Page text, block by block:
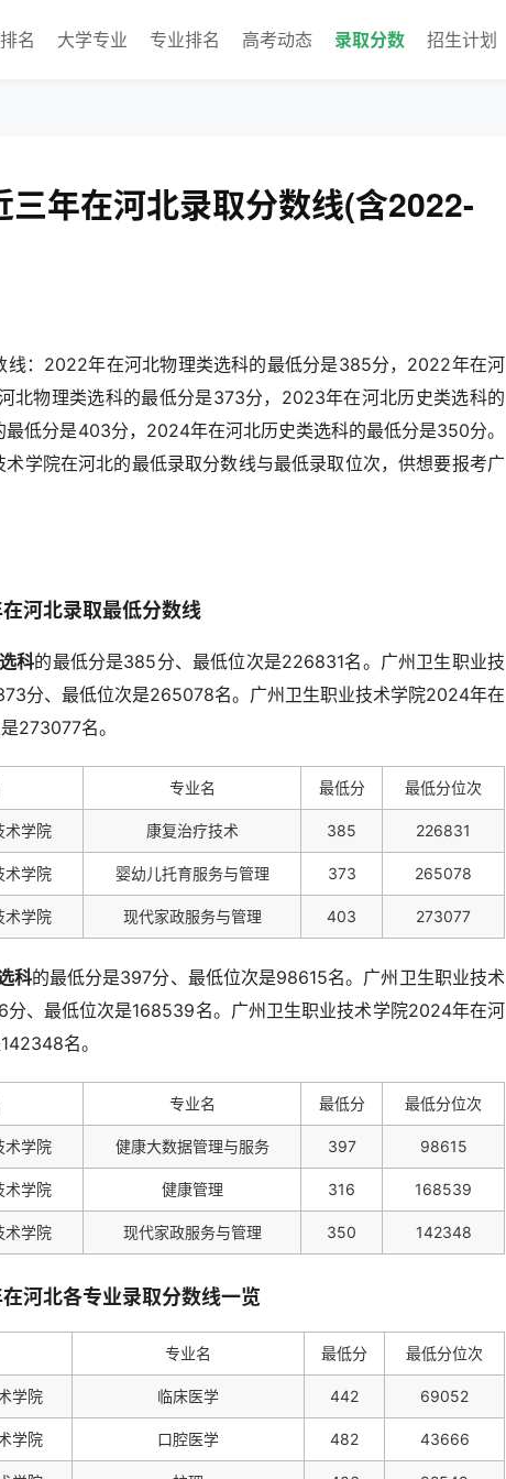
名 大学专业 专业排名 高考动态 录取分数 招生计划
年在河北录取分数线(含2022-
线：2022年在河北物理类选科的最低分是385分，2022年在河
北物理类选科的最低分是373分，2023年在河北历史类选科的
低分是403分，2024年在河北历史类选科的最低分是350分。
学院在河北的最低录取分数线与最低录取位次，供想要报考广
河北录取最低分数线
科的最低分是385分、最低位次是226831名。广州卫生职业技
分、最低位次是265078名。广州卫生职业技术学院2024年在
273077名。
专业名 最低分 最低分位次
术学院 康复治疗技术 385 226831
术学院 婴幼儿托育服务与管理 373 265078
术学院 现代家政服务与管理 403 273077
科的最低分是397分、最低位次是98615名。广州卫生职业技术
、最低位次是168539名。广州卫生职业技术学院2024年在河
名。
专业名 最低分 最低分位次
术学院 健康大数据管理与服务 397 98615
术学院 健康管理 316 168539
术学院 现代家政服务与管理 350 142348
河北各专业录取分数线一览
专业名 最低分 最低分位次
学院 临床医学 442 69052
学院 口腔医学 482 43666